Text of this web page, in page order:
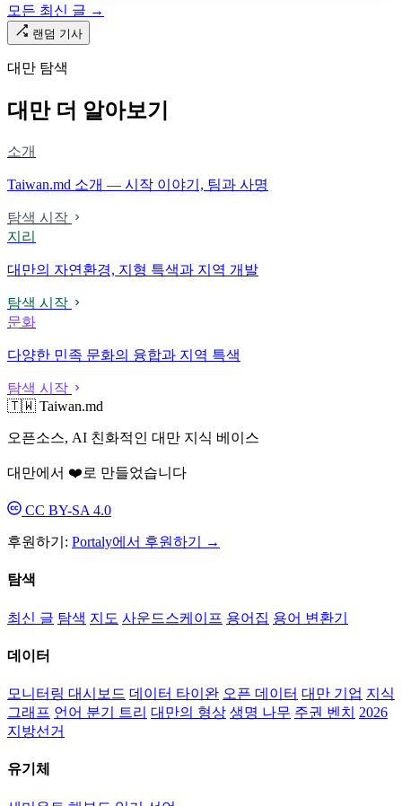
모든 최신 글 →
랜덤 기사
대만 탐색
대만 더 알아보기
소개
Taiwan.md 소개 — 시작 이야기, 팀과 사명
탐색 시작
지리
대만의 자연환경, 지형 특색과 지역 개발
탐색 시작
문화
다양한 민족 문화의 융합과 지역 특색
탐색 시작
🇹🇼 Taiwan.md
오픈소스, AI 친화적인 대만 지식 베이스
대만에서 ❤️로 만들었습니다
CC BY-SA 4.0
후원하기: Portaly에서 후원하기 →
탐색
최신 글 탐색 지도 사운드스케이프 용어집 용어 변환기
데이터
모니터링 대시보드 데이터 타이완 오픈 데이터 대만 기업 지식
그래프 언어 분기 트리 대만의 형상 생명 나무 주권 벤치
2026
지방선거
유기체